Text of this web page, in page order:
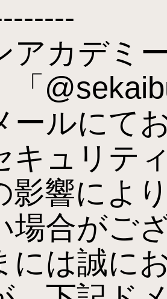
アカデミ
「
ールにて
キュリテ
影響によ
場合がご
には誠に